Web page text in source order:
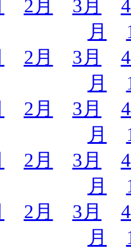
2月 3月
月
2月 3月
月
2月 3月
月
2月 3月
月
2月 3月
月